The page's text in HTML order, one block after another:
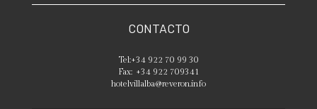
CONTACTO
Tel:+34 922 70 99 30
Fax: +34 922 709341
hotelvillalba@reveron.info